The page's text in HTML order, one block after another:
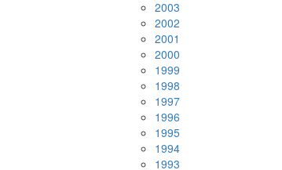
2003
2002
2001
2000
1999
1998
1997
1996
1995
1994
1993